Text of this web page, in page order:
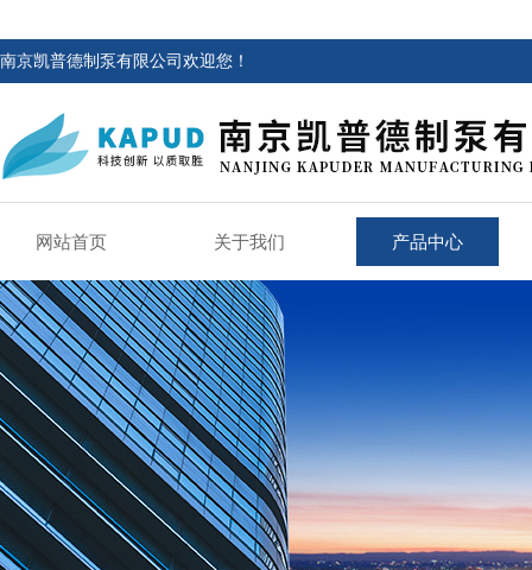
南京凯普德制泵有限公司欢迎您！
网站首页 关于我们 产品中心